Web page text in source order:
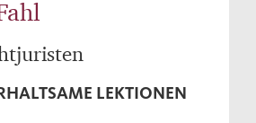
LEKTIONEN